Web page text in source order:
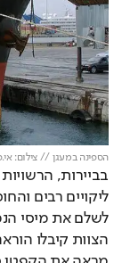
הספינה במעגן // צילום: